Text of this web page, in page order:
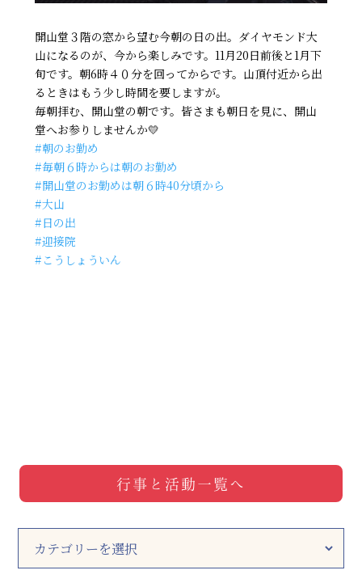
開山堂３階の窓から望む今朝の日の出。ダイヤモンド大
山になるのが、今から楽しみです。11月20日前後と1月下
旬です。朝6時４０分を回ってからです。山頂付近から出
るときはもう少し時間を要しますが。
毎朝拝む、開山堂の朝です。皆さまも朝日を見に、開山
堂へお参りしませんか💛
#朝のお勤め
#毎朝６時からは朝のお勤め
#開山堂のお勤めは朝６時40分頃から
#大山
#日の出
#迎接院
#こうしょういん
行事と活動一覧へ
カ
テ